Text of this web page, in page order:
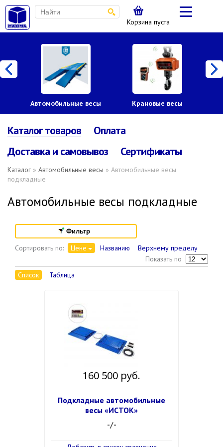
Корзина пуста
Автомобильные весы Крановые весы
Каталог товаров
Оплата
Доставка и самовывоз
Сертификаты
Каталог » Автомобильные весы » Автомобильные весы
подкладные
Автомобильные весы подкладные
Фильтр
Сортировать по: Цене Названию
Верхнему пределу
Показать по
Список
Таблица
160 500 руб.
Подкладные автомобильные
весы «ИСТОК»
-/-